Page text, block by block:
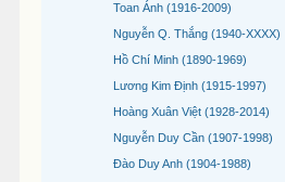
Toan Ánh (1916-2009)
Nguyễn Q. Thắng (1940-XXXX)
Hồ Chí Minh (1890-1969)
Lương Kim Định (1915-1997)
Hoàng Xuân Việt (1928-2014)
Nguyễn Duy Cần (1907-1998)
Đào Duy Anh (1904-1988)